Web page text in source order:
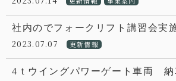
社内のでフォークリフト講習会実
2023.07.07 更新情報
4ｔウイングパワーゲート車両